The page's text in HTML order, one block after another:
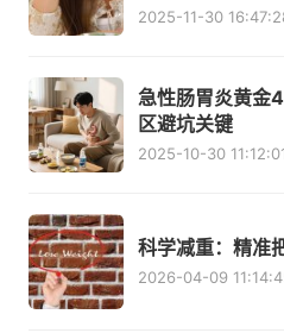
2025-11-30
急性肠胃炎黄金
区避坑关键
2025-10-30
科学减重：精准
2026-04-09